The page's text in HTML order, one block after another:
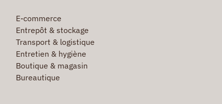
E-commerce
Entrepôt & stockage
Transport & logistique
Entretien & hygiène
Boutique & magasin
Bureautique